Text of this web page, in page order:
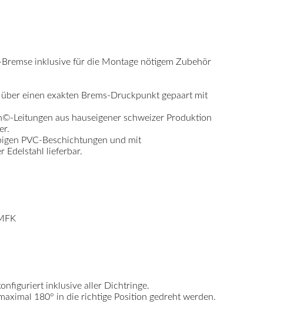
inklusive für die Montage nötigem Zubehör
einen exakten Brems-Druckpunkt gepaart mit
Leitungen aus hauseigener schweizer Produktion
PVC-Beschichtungen und mit
Edelstahl lieferbar.
inklusive aller Dichtringe.
180° in die richtige Position gedreht werden.